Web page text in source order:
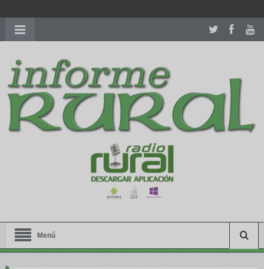
richardmillereplica
women.patekphilippe.tofor sale in usa recognized command with
dining room table ceremony. welcome to our
perfectwatches.is
shop. best youngsexdoll.comwith professional customer
services. 1: 1 design high
https://reallydiamond.com/
Menú